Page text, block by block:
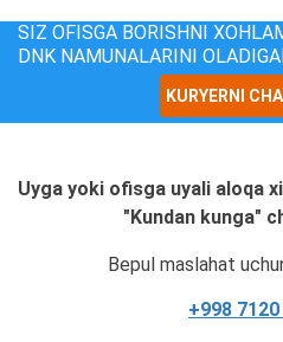
SIZ OFISGA BORISHNI
DNK NAMUNALARINI
KURYERNI
Uyga yoki ofisga uyali aloqa
"Kundan kunga"
Bepul maslahat
+998